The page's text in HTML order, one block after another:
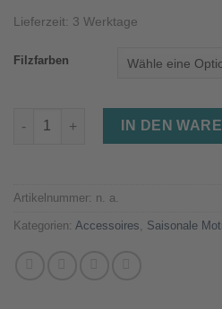
Lieferzeit: 3 Werktage
Filzfarben
Engel aus Filz, 8 cm, Farbe
IN DEN
Artikelnummer: n. a.
Kategorien: Accessoires, Saisonale